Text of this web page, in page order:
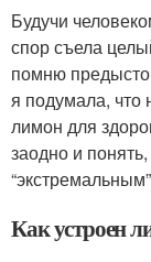
Будучи
спор съела
помню
я подумала, что
лимон для
заодно и
Как устроен